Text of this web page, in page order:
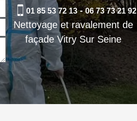
01 85 53 72 13-06 73 73 21 92
Nettoyage et ravalement de
façade Vitry Sur Seine